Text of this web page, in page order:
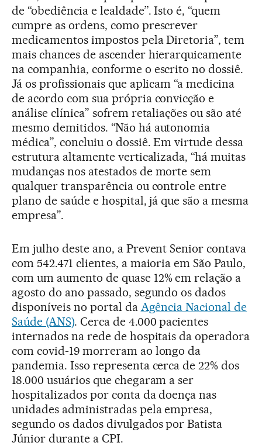
de “obediência e lealdade”. Isto é, “quem
cumpre as ordens, como prescrever
medicamentos impostos pela Diretoria”, tem
mais chances de ascender hierarquicamente
na companhia, conforme o escrito no dossiê.
Já os profissionais que aplicam “a medicina
de acordo com sua própria convicção e
análise clínica” sofrem retaliações ou são até
mesmo demitidos. “Não há autonomia
médica”, concluiu o dossiê. Em virtude dessa
estrutura altamente verticalizada, “há muitas
mudanças nos atestados de morte sem
qualquer transparência ou controle entre
plano de saúde e hospital, já que são a mesma
empresa”.
Em julho deste ano, a Prevent Senior contava
com 542.471 clientes, a maioria em São Paulo,
com um aumento de quase 12% em relação a
agosto do ano passado, segundo os dados
disponíveis no portal da Agência Nacional de
Saúde (ANS). Cerca de 4.000 pacientes
internados na rede de hospitais da operadora
com covid-19 morreram ao longo da
pandemia. Isso representa cerca de 22% dos
18.000 usuários que chegaram a ser
hospitalizados por conta da doença nas
unidades administradas pela empresa,
segundo os dados divulgados por Batista
Júnior durante a CPI.